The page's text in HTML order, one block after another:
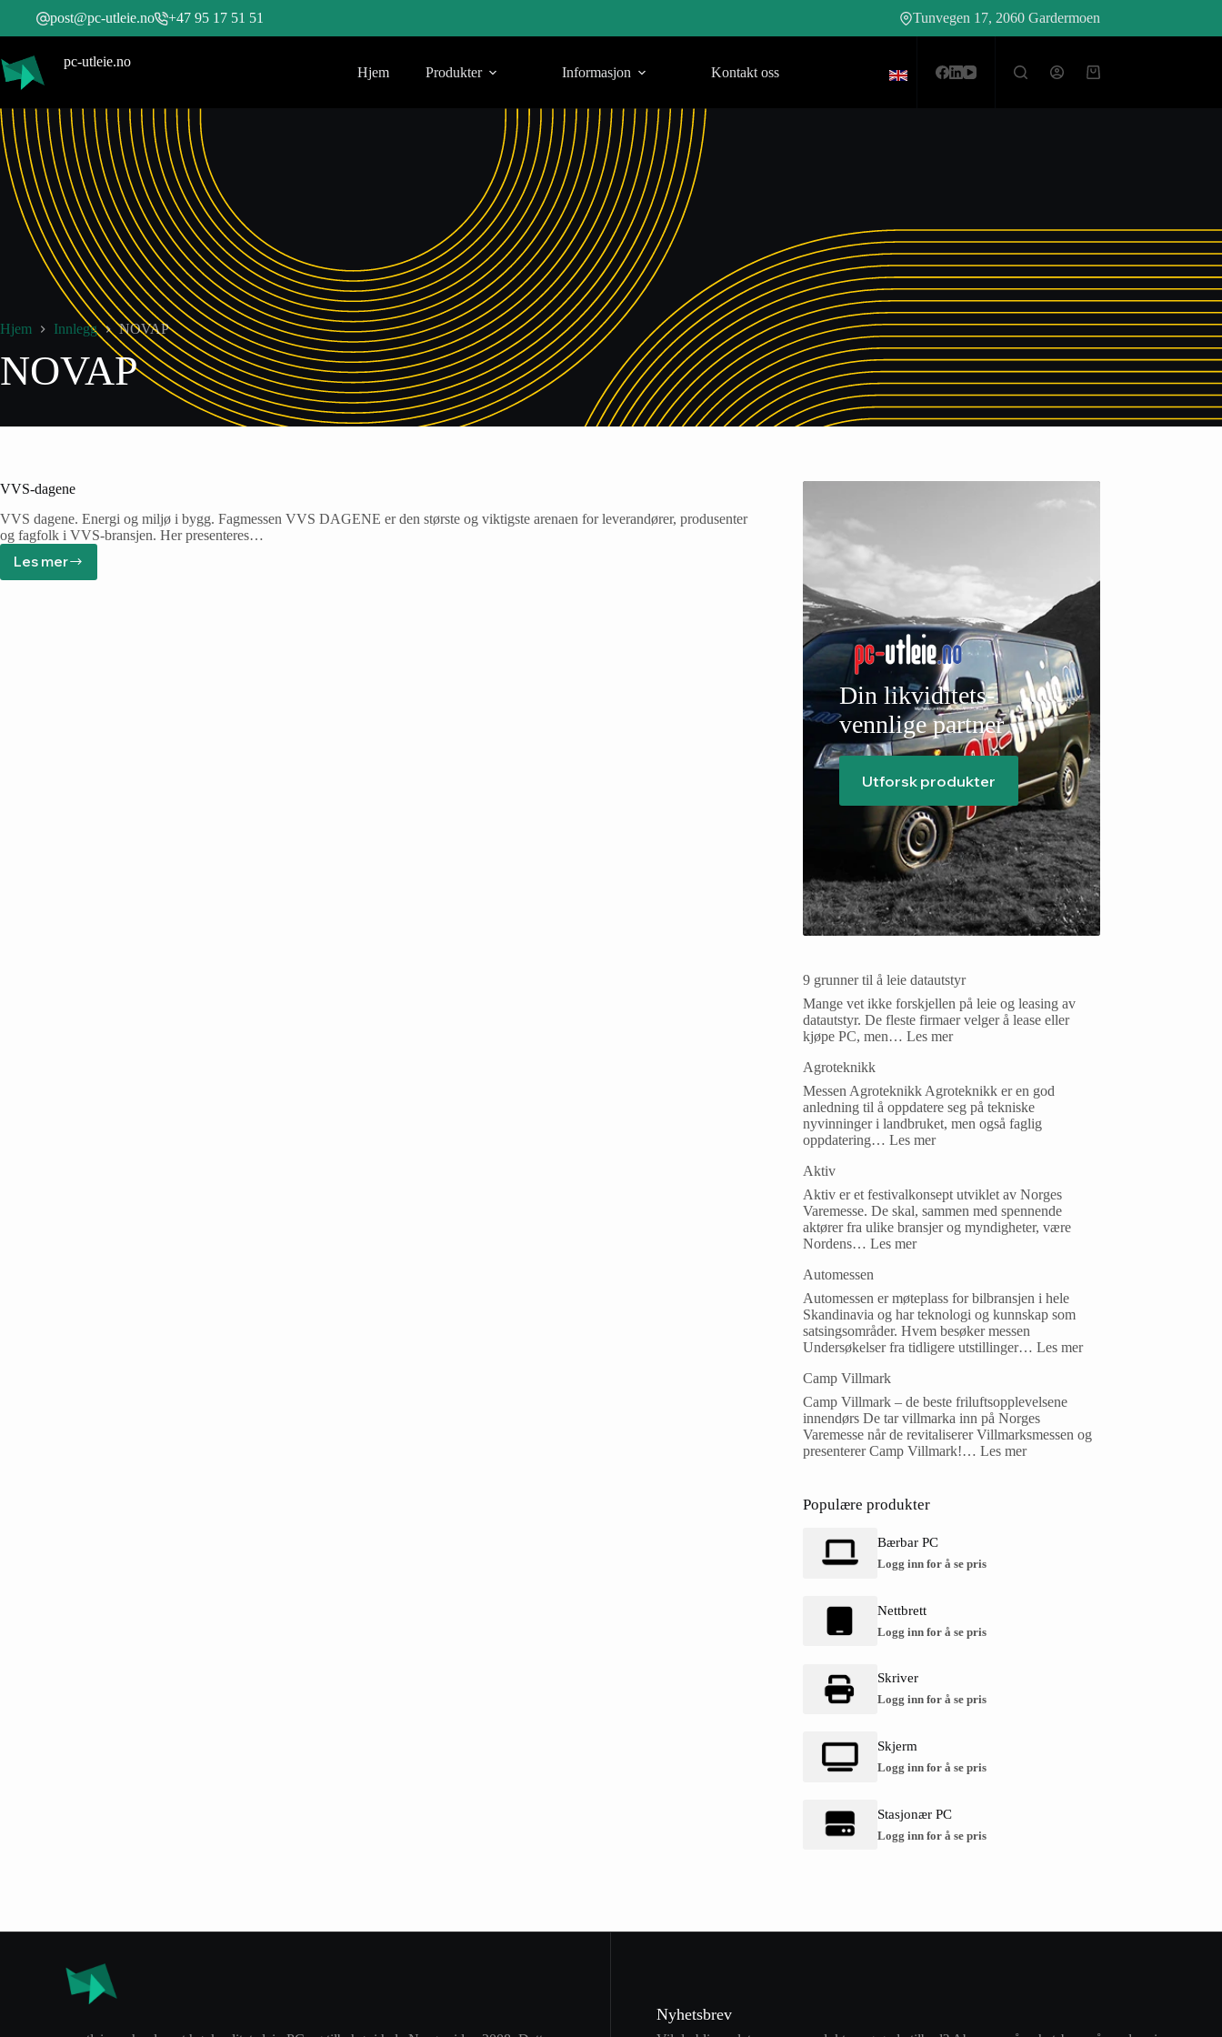
post@pc-utleie.no +47 95 17 51 51 Tunvegen 17, 2060 Gardermoen
pc-utleie.no
Hjem Produkter Informasjon Kontakt oss
Hjem Innlegg NOVAP
NOVAP
VVS-dagene
VVS dagene. Energi og miljø i bygg. Fagmessen VVS DAGENE er den største og viktigste arenaen for leverandører, produsenter
og fagfolk i VVS-bransjen. Her presenteres…
Les mer
Din likviditets-
vennlige partner
Utforsk produkter
9 grunner til å leie datautstyr
Mange vet ikke forskjellen på leie og leasing av
datautstyr. De fleste firmaer velger å lease eller
kjøpe PC, men…Les mer
Agroteknikk
Messen Agroteknikk Agroteknikk er en god
anledning til å oppdatere seg på tekniske
nyvinninger i landbruket, men også faglig
oppdatering…Les mer
Aktiv
Aktiv er et festivalkonsept utviklet av Norges
Varemesse. De skal, sammen med spennende
aktører fra ulike bransjer og myndigheter, være
Nordens…Les mer
Automessen
Automessen er møteplass for bilbransjen i hele
Skandinavia og har teknologi og kunnskap som
satsingsområder. Hvem besøker messen
Undersøkelser fra tidligere utstillinger…Les mer
Camp Villmark
Camp Villmark – de beste friluftsopplevelsene
innendørs De tar villmarka inn på Norges
Varemesse når de revitaliserer Villmarksmessen og
presenterer Camp Villmark!…Les mer
Populære produkter
Bærbar PC
Logg inn for å se pris
Nettbrett
Logg inn for å se pris
Skriver
Logg inn for å se pris
Skjerm
Logg inn for å se pris
Stasjonær PC
Logg inn for å se pris
Nyhetsbrev